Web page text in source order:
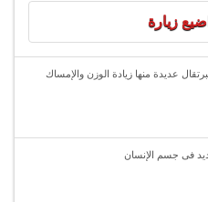
زيارة
عديدة منها زيادة الوزن والإمساك
فى جسم الإنسان